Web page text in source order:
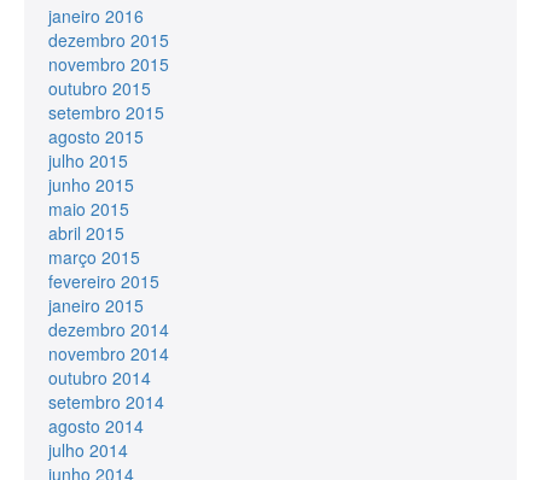
janeiro 2016
dezembro 2015
novembro 2015
outubro 2015
setembro 2015
agosto 2015
julho 2015
junho 2015
maio 2015
abril 2015
março 2015
fevereiro 2015
janeiro 2015
dezembro 2014
novembro 2014
outubro 2014
setembro 2014
agosto 2014
julho 2014
junho 2014